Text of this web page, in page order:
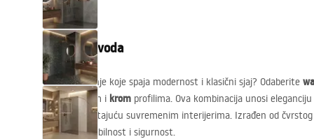
Pribor i kupaonski namještaj
Opis proizvoda
Tražite rješenje koje spaja modernost i klasični sjaj? Odaberite
sivimstaklom i krom profilima. Ova kombinacija unosi
savršeno pristajuću suvremenim interijerima. Izrađen od čvrstog
osigurava stabilnost i sigurnost.